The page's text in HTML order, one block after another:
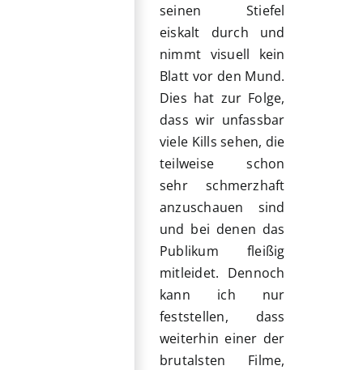
seinen Stiefel
eiskalt durch und
nimmt visuell kein
Blatt vor den Mund.
Dies hat zur Folge,
dass wir unfassbar
viele Kills sehen, die
teilweise schon
sehr schmerzhaft
anzuschauen sind
und bei denen das
Publikum fleißig
mitleidet. Dennoch
kann ich nur
feststellen, dass
weiterhin einer der
brutalsten Filme,